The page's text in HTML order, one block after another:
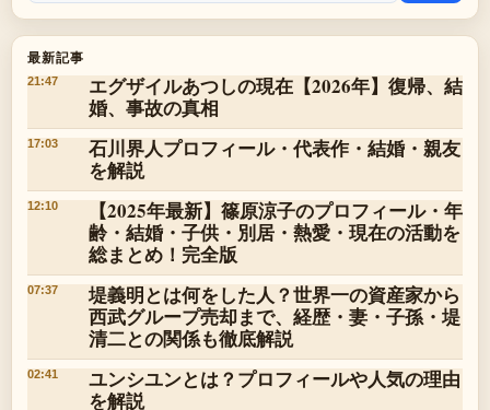
最新記事
21:47
エグザイルあつしの現在【2026年】復帰、結
婚、事故の真相
17:03
石川界人プロフィール・代表作・結婚・親友
を解説
12:10
【2025年最新】篠原涼子のプロフィール・年
齢・結婚・子供・別居・熱愛・現在の活動を
総まとめ！完全版
07:37
堤義明とは何をした人？世界一の資産家から
西武グループ売却まで、経歴・妻・子孫・堤
清二との関係も徹底解説
02:41
ユンシユンとは？プロフィールや人気の理由
を解説